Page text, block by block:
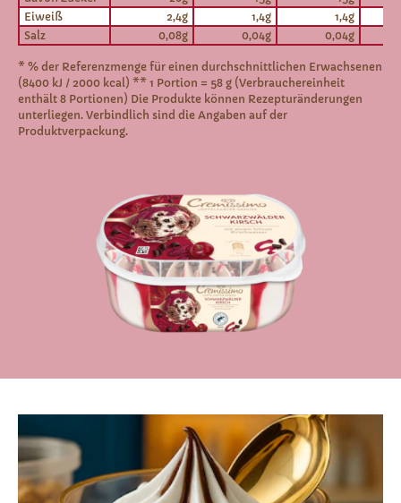
Eiweiß
2,4g 1,4g
1,4g
Salz
0,08g 0,04g 0,04g
* % der Referenzmenge für einen durchschnittlichen Erwachsenen
(8400 kJ / 2000 kcal) ** 1 Portion = 58 g (Verbrauchereinheit
enthält 8 Portionen) Die Produkte können Rezepturänderungen
unterliegen. Verbindlich sind die Angaben auf der
Produktverpackung.